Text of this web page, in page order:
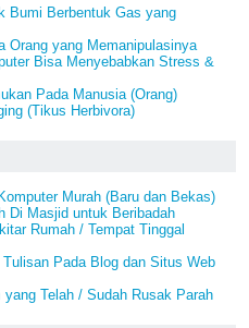
Bumi Berbentuk Gas yang
Orang yang Memanipulasinya
Bisa Menyebabkan Stress &
Pada Manusia (Orang)
(Tikus Herbivora)
Murah (Baru dan Bekas)
Di Masjid untuk Beribadah
Rumah / Tempat Tinggal
Pada Blog dan Situs Web
Telah / Sudah Rusak Parah